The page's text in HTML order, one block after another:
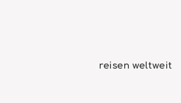
reisen weltweit